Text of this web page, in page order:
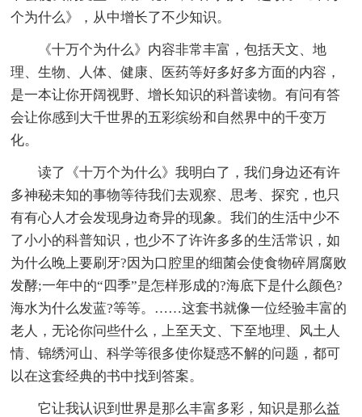
个为什么》，从中增长了不少知识。
《十万个为什么》内容非常丰富，包括天文、地
理、生物、人体、健康、医药等好多好多方面的内容，
是一本让你开阔视野、增长知识的科普读物。有问有答
会让你感到大千世界的五彩缤纷和自然界中的千变万
化。
读了《十万个为什么》我明白了，我们身边还有许
多神秘未知的事物等待我们去观察、思考、探究，也只
有有心人才会发现身边奇异的现象。我们的生活中少不
了小小的科普知识，也少不了许许多多的生活常识，如
为什么晚上要刷牙?因为口腔里的细菌会使食物碎屑腐败
发酵;一年中的“四季”是怎样形成的?海底下是什么颜色?
海水为什么发蓝?等等。……这套书就像一位经验丰富的
老人，无论你问些什么，上至天文、下至地理、风土人
情、锦绣河山、科学等很多使你疑惑不解的问题，都可
以在这套经典的书中找到答案。
它让我认识到世界是那么丰富多彩，知识是那么益